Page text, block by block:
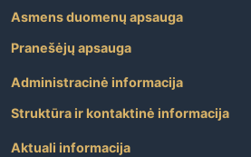
Asmens duomenų apsauga
Pranešėjų apsauga
Administracinė informacija
Struktūra ir kontaktinė informacija
Aktuali informacija